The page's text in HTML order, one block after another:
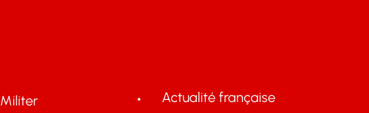
Militer Actualité française